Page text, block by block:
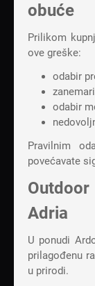
obuće
Prilikom
ove greške:
odabir
odabir
Pravilnim
povećavate
Adria
U ponudi
prilagođenu
u prirodi.